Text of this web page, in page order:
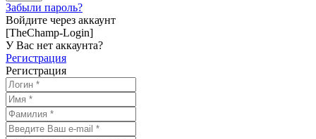
Забыли пароль?
Войдите через аккаунт
[TheChamp-Login]
У Вас нет аккаунта?
Регистрация
Регистрация